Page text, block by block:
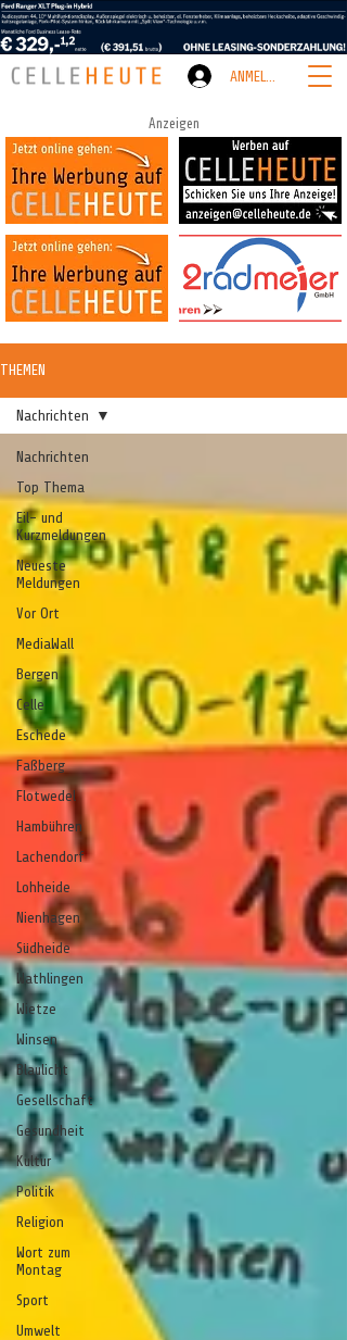
ANMELDEN
Anzeigen
THEMEN
Nachrichten
Top Thema
Eil- und
Kurzmeldungen
Neueste
Meldungen
Vor Ort
MediaWall
Bergen
Celle
Eschede
Faßberg
Flotwedel
Hambühren
Lachendorf
Lohheide
Nienhagen
Südheide
Wathlingen
Wietze
Winsen
Blaulicht
Gesellschaft
Gesundheit
Kultur
Politik
Religion
Wort zum
Montag
Sport
Umwelt
Nachrichten